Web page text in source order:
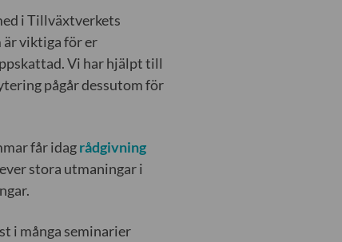
i Tillväxtverkets
viktiga för er
Vi har hjälpt till
pågår dessutom för
får idagrådgivning
stora utmaningar i
i många seminarier